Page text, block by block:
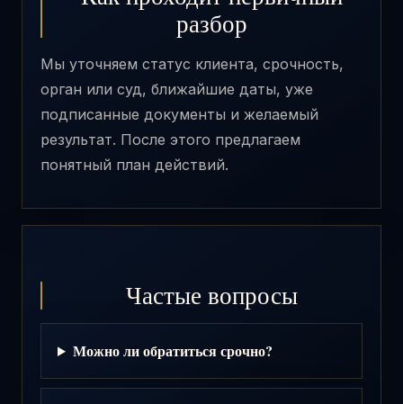
разбор
Мы уточняем статус клиента, срочность,
орган или суд, ближайшие даты, уже
подписанные документы и желаемый
результат. После этого предлагаем
понятный план действий.
Частые вопросы
Можно ли обратиться срочно?